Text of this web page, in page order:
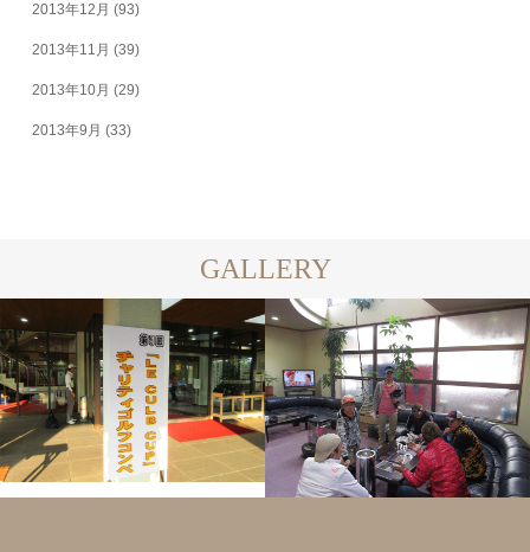
2013年12月 (93)
2013年11月 (39)
2013年10月 (29)
2013年9月 (33)
GALLERY